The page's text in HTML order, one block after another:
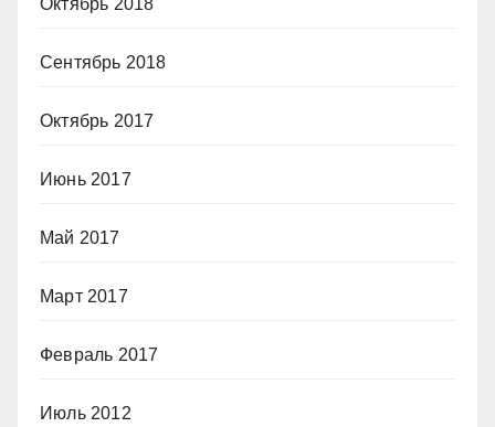
Сентябрь 2018
Октябрь 2017
Июнь 2017
Май 2017
Март 2017
Февраль 2017
Июль 2012